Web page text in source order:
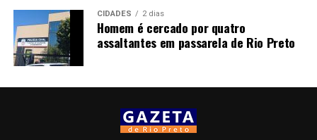
CIDADES 2 dias
Homem é cercado por quatro
assaltantes em passarela de Rio Preto